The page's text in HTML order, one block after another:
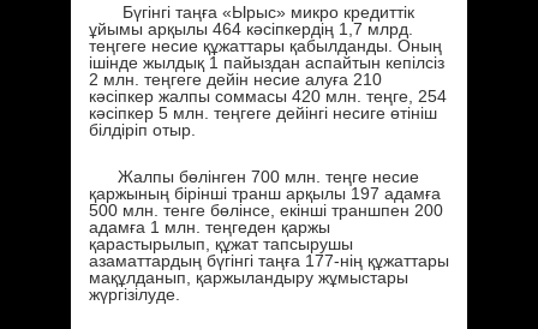
Бүгінгі таңға «Ырыс» микро кредиттік
ұйымы арқылы 464 кәсіпкердің 1,7 млрд.
теңгеге несие құжаттары қабылданды. Оның
ішінде жылдық 1 пайыздан аспайтын кепілсіз
2 млн. теңгеге дейін несие алуға 210
кәсіпкер жалпы соммасы 420 млн. теңге, 254
кәсіпкер 5 млн. теңгеге дейінгі несиге өтініш
білдіріп отыр.
Жалпы бөлінген 700 млн. теңге несие
қаржының бірінші транш арқылы 197 адамға
500 млн. тенге бөлінсе, екінші траншпен 200
адамға 1 млн. теңгеден қаржы
қарастырылып, құжат тапсырушы
азаматтардың бүгінгі таңға 177-нің құжаттары
мақұлданып, қаржыландыру жұмыстары
жүргізілуде.